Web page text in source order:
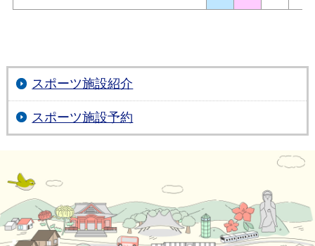
スポーツ施設紹介
スポーツ施設予約